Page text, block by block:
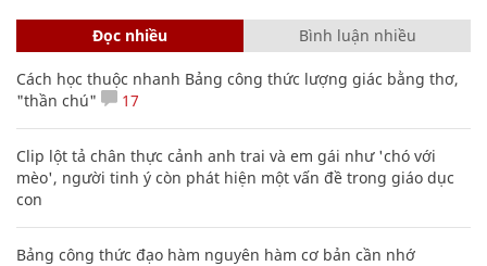
Đọc nhiều Bình luận nhiều
Cách học thuộc nhanh Bảng công thức lượng giác bằng thơ,
"thần chú"
17
Clip lột tả chân thực cảnh anh trai và em gái như 'chó với
mèo', người tinh ý còn phát hiện một vấn đề trong giáo dục
con
Bảng công thức đạo hàm nguyên hàm cơ bản cần nhớ